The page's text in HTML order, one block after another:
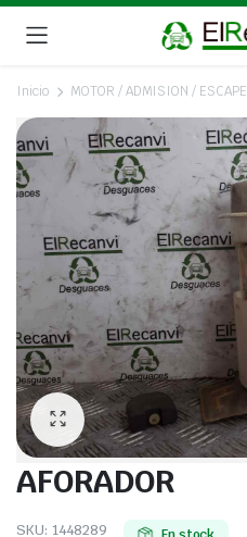
Inicio MOTOR / ADMISION / ESCAPE
AFORADOR
SKU: 1448289